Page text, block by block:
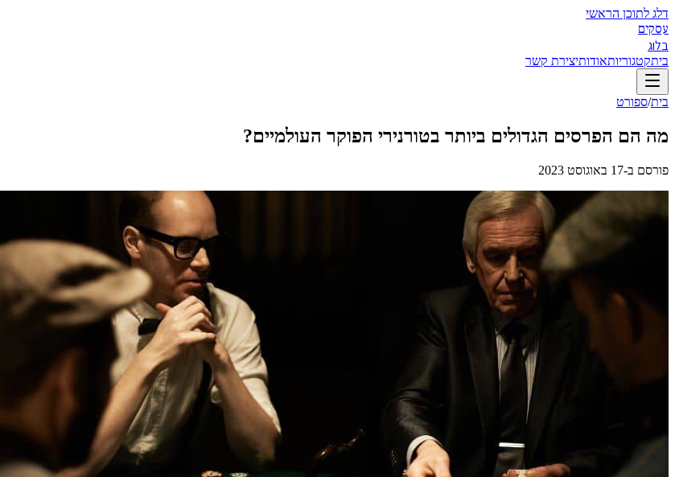
דלג לתוכן הראשי
עסקים
בלוג
ביתקטגוריותאודותיצירת קשר
בית/ספורט
מה הם הפרסים הגדולים ביותר בטורנירי הפוקר העולמיים?
פורסם ב-17 באוגוסט 2023